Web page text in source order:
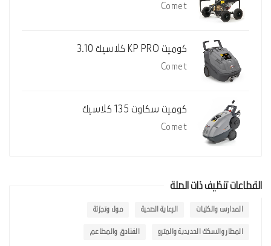
Comet
كوميت KP PRO كلاسيك 3.10
Comet
كوميت سكاوت 135 كلاسيك
Comet
القطاعات تنظيف ذات الصلة
المدارس والكليات الرعاية الصحية مول وتجزئة
المطار والسكك الحديدية والمترو الفنادق والمطاعم